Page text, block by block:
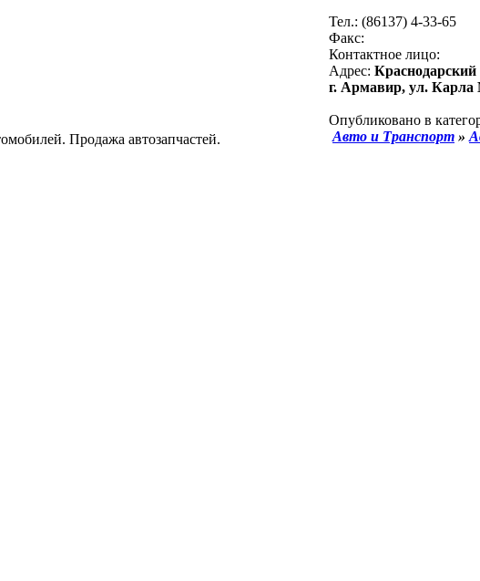
Продажа автозапчастей.
Тел.: (86137) 4-33-65
Факс:
Контактное лицо:
Адрес:
г. Армавир, ул. Карла
Опубликовано в
Авто и Транспорт »